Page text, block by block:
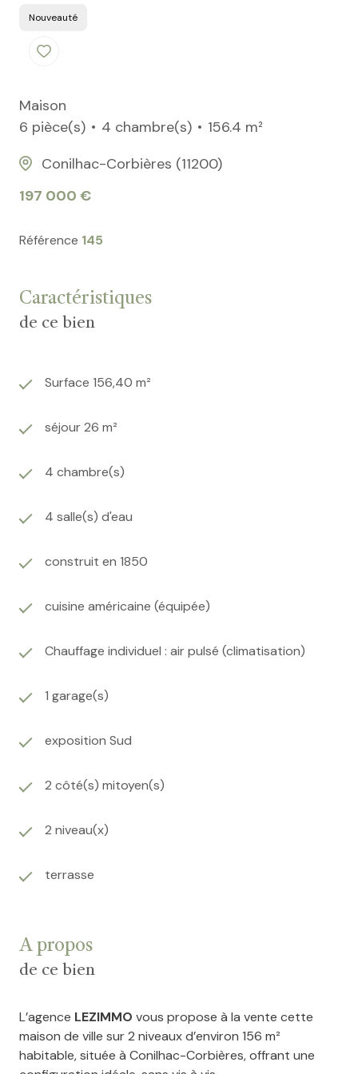
Nouveauté
Maison
6 pièce(s)
4 chambre(s)
156.4 m²
Conilhac-Corbières (11200)
197 000 €
Référence 145
Caractéristiques
de ce bien
Surface 156,40 m²
séjour 26 m²
4 chambre(s)
4 salle(s) d'eau
construit en 1850
cuisine américaine (équipée)
Chauffage individuel : air pulsé (climatisation)
1 garage(s)
exposition Sud
2 côté(s) mitoyen(s)
2 niveau(x)
terrasse
A propos
de ce bien
L’agence LEZIMMO vous propose à la vente cette
maison de ville sur 2 niveaux d’environ 156 m²
habitable, située à Conilhac-Corbières, offrant une